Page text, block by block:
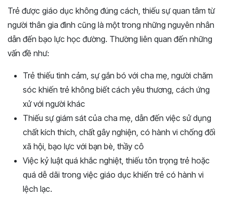
Trẻ được giáo dục không đúng cách, thiếu sự quan tâm từ
người thân gia đình cũng là một trong những nguyên nhân
dẫn đến bạo lực học đường. Thường liên quan đến những
vấn đề như:
Trẻ thiếu tình cảm, sự gắn bó với cha mẹ, người chăm
sóc khiến trẻ không biết cách yêu thương, cách ứng
xử với người khác
Thiếu sự giám sát của cha mẹ, dẫn đến việc sử dụng
chất kích thích, chất gây nghiện, có hành vi chống đối
xã hội, bạo lực với bạn bè, thầy cô
Việc kỷ luật quá khắc nghiệt, thiếu tôn trọng trẻ hoặc
quá dễ dãi trong việc giáo dục khiến trẻ có hành vi
lệch lạc.